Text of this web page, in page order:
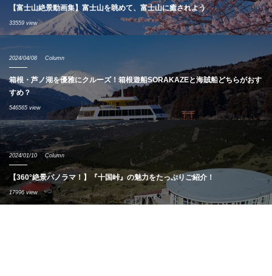
【富士山絶景動画集】富士山を眺めて、富士山に癒されよう
33559 view
2024/04/08 Column
箱根・芦ノ湖を優雅にクルーズ！箱根遊船SORAKAZEと海賊船どちらがおす
すめ？
546565 view
2024/01/10 Column
【360°絶景パノラマ！】『十国峠』の魅力をたっぷりご紹介！
17996 view